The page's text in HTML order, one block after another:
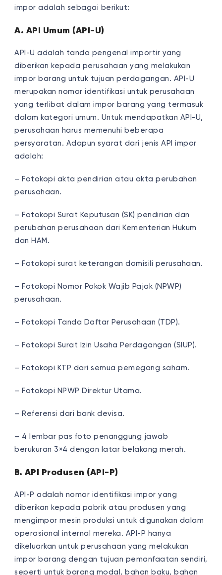
impor adalah sebagai berikut:
A. API Umum (API-U)
API-U adalah tanda pengenal importir yang
diberikan kepada perusahaan yang melakukan
impor barang untuk tujuan perdagangan. API-U
merupakan nomor identifikasi untuk perusahaan
yang terlibat dalam impor barang yang termasuk
dalam kategori umum. Untuk mendapatkan API-U,
perusahaan harus memenuhi beberapa
persyaratan. Adapun syarat dari jenis API impor
adalah:
– Fotokopi akta pendirian atau akta perubahan
perusahaan.
– Fotokopi Surat Keputusan (SK) pendirian dan
perubahan perusahaan dari Kementerian Hukum
dan HAM.
– Fotokopi surat keterangan domisili perusahaan.
– Fotokopi Nomor Pokok Wajib Pajak (NPWP)
perusahaan.
– Fotokopi Tanda Daftar Perusahaan (TDP).
– Fotokopi Surat Izin Usaha Perdagangan (SIUP).
– Fotokopi KTP dari semua pemegang saham.
– Fotokopi NPWP Direktur Utama.
– Referensi dari bank devisa.
– 4 lembar pas foto penanggung jawab
berukuran 3×4 dengan latar belakang merah.
B. API Produsen (API-P)
API-P adalah nomor identifikasi impor yang
diberikan kepada pabrik atau produsen yang
mengimpor mesin produksi untuk digunakan dalam
operasional internal mereka. API-P hanya
dikeluarkan untuk perusahaan yang melakukan
impor barang dengan tujuan pemanfaatan sendiri,
seperti untuk barang modal, bahan baku, bahan